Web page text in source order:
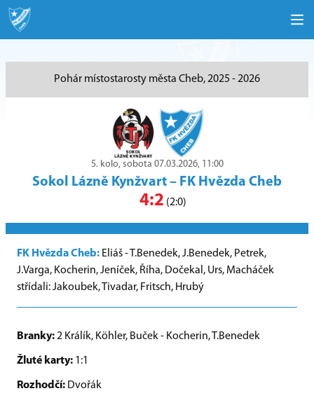
Pohár místostarosty města Cheb, 2025 - 2026
5. kolo, sobota 07.03.2026, 11:00
Sokol Lázně Kynžvart – FK Hvězda Cheb
4:2 (2:0)
FK Hvězda Cheb: Eliáš - T.Benedek, J.Benedek, Petrek,
J.Varga, Kocherin, Jeníček, Říha, Dočekal, Urs, Macháček
střídali: Jakoubek, Tivadar, Fritsch, Hrubý
Branky:2 Králík, Köhler, Buček - Kocherin, T.Benedek
Žluté karty: 1:1
Rozhodčí: Dvořák